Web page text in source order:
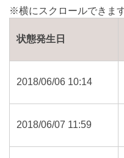
状態発生日
2018/06/06 10:14
2018/06/07 11:59